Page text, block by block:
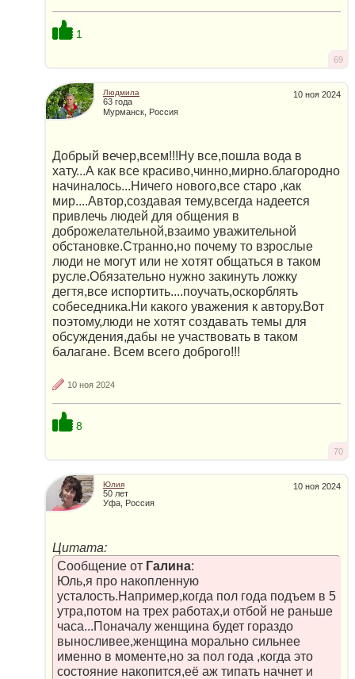
1
69
10 ноя 2024
Людмила
63 года
Мурманск, Россия
Добрый вечер,всем!!!Ну все,пошла вода в
хату...А как все красиво,чинно,мирно.благородно
начиналось...Ничего нового,все старо ,как
мир....Автор,создавая тему,всегда надеется
привлечь людей для общения в
доброжелательной,взаимо уважительной
обстановке.Странно,но почему то взрослые
люди не могут или не хотят общаться в таком
русле.Обязательно нужно закинуть ложку
дегтя,все испортить....поучать,оскорблять
собеседника.Ни какого уважения к автору.Вот
поэтому,люди не хотят создавать темы для
обсуждения,дабы не участвовать в таком
балагане. Всем всего доброго!!!
10 ноя 2024
8
70
10 ноя 2024
Юлия
50 лет
Уфа, Россия
Цитата:
Сообщение от Галина:
Юль,я про накопленную
усталость.Например,когда пол года подъем в 5
утра,потом на трех работах,и отбой не раньше
часа...Поначалу женщина будет гораздо
выносливее,женщина морально сильнее
именно в моменте,но за пол года ,когда это
состояние накопится,её аж типать начнет и